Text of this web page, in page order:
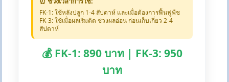
FK-1: ใช้หลังปลูก 1-4 สัปดาห์ และเมื่อต้องการฟื้นฟูพืช
FK-3: ใช้เมื่อผลเริ่มติด ช่วงผลอ่อน ก่อนเก็บเกี่ยว 2-4
สัปดาห์
💰 FK-1: 890 บาท | FK-3: 950
บาท